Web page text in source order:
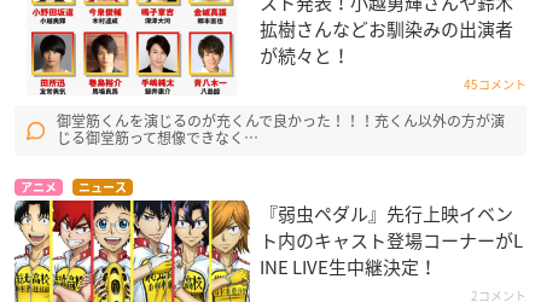
拡樹さんなどお馴染みの出演者
が続々と！
45コメント
御堂筋くんを演じるのが充くんで良かった！！！充くん以外の方が演
じる御堂筋って想像できなく…
アニメ ニュース
『弱虫ペダル』先行上映イベン
ト内のキャスト登場コーナーがL
INE LIVE生中継決定！
2コメント